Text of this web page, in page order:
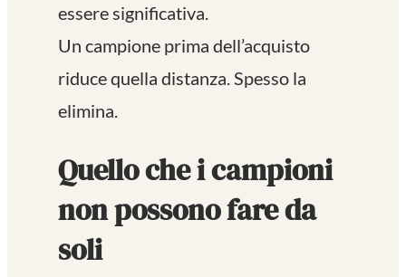
essere significativa.
Un campione prima dell’acquisto
riduce quella distanza. Spesso la
elimina.
Quello che i campioni
non possono fare da
soli